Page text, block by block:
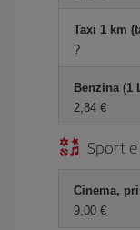
Taxi 1 km
?
Benzina (1
2,84 €
Sport
Cinema,
9,00 €